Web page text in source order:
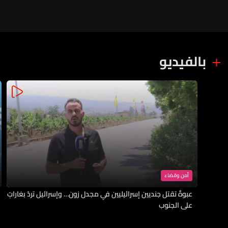
بالفيديو
أمن وقضاء
عبوةٌ تقتل جنديين إسرائيليين في مجدل زون… وإسرائيل تردّ بغاراتٍ
على الجنوب